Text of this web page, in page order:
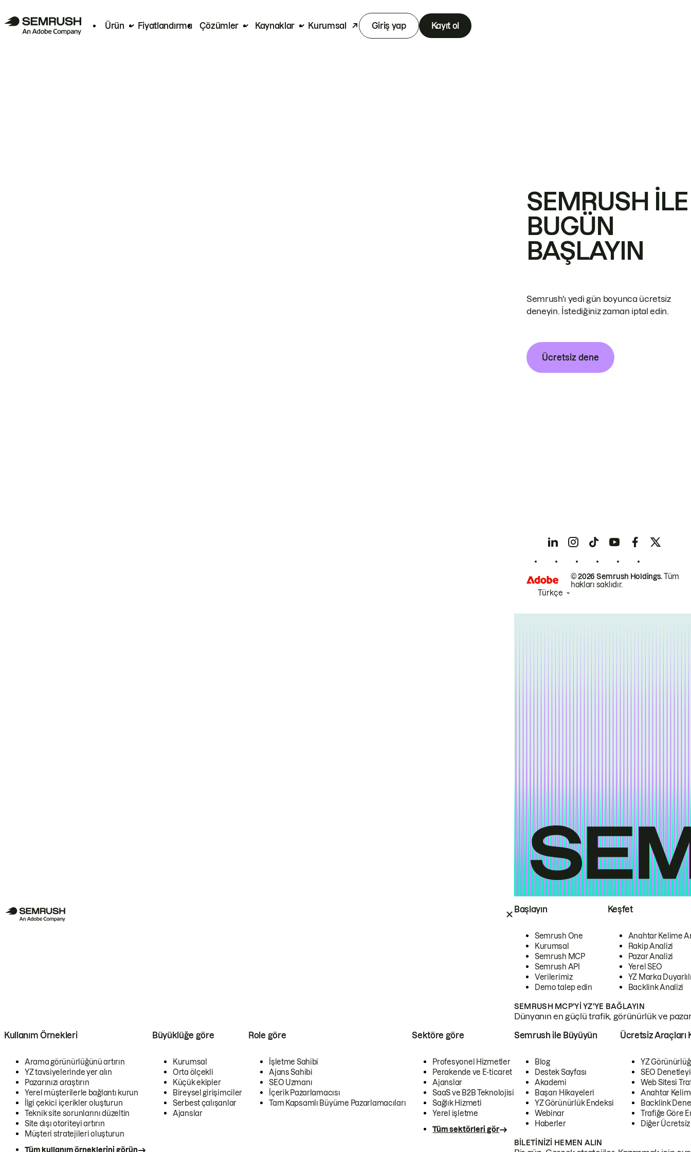
Ürün Fiyatlandırma Çözümler Kaynaklar Kurumsal Giriş yap Kayıt ol
Başlayın
Semrush One
Kurumsal
Semrush MCP
Semrush API
Verilerimiz
Demo talep edin
Keşfet
Anahtar Kelime
Rakip Analizi
Pazar Analizi
Yerel SEO
YZ Marka
Backlink Analizi
SEMRUSH MCP'YI YZ'YE BAĞLAYIN
Dünyanın en güçlü trafik, görünürlük ve
Kullanım Örnekleri
Arama görünürlüğünü artırın
YZ tavsiyelerinde yer alın
Pazarınızı araştırın
Yerel müşterilerle bağlantı kurun
İlgi çekici içerikler oluşturun
Teknik site sorunlarını düzeltin
Site dışı otoriteyi artırın
Müşteri stratejileri oluşturun
Tüm kullanım örneklerini görün
Büyüklüğe göre
Kurumsal
Orta ölçekli
Küçük ekipler
Bireysel girişimciler
Serbest çalışanlar
Ajanslar
Role göre
İşletme Sahibi
Ajans Sahibi
SEO Uzmanı
İçerik Pazarlamacısı
Tam Kapsamlı Büyüme Pazarlamacıları
Sektöre göre
Profesyonel Hizmetler
Perakende ve E-ticaret
Ajanslar
SaaS ve B2B Teknolojisi
Sağlık Hizmeti
Yerel işletme
Tüm sektörleri gör
Semrush ile Büyüyün
Blog
Destek Sayfası
Akademi
Başarı Hikayeleri
YZ Görünürlük Endeksi
Webinar
Haberler
Ücretsiz Araçları
YZ
SEO
Web Sitesi
Anahtar
Backlink
Trafiğe Göre
Diğer
BILETINIZI HEMEN ALIN
SEMRUSH ILE
BUGÜN
BAŞLAYIN
Semrush'ı yedi gün boyunca ücretsiz
deneyin. İstediğiniz zaman iptal edin.
Ücretsiz dene
© 2026 Semrush Holdings.Tüm
hakları saklıdır.
Türkçe